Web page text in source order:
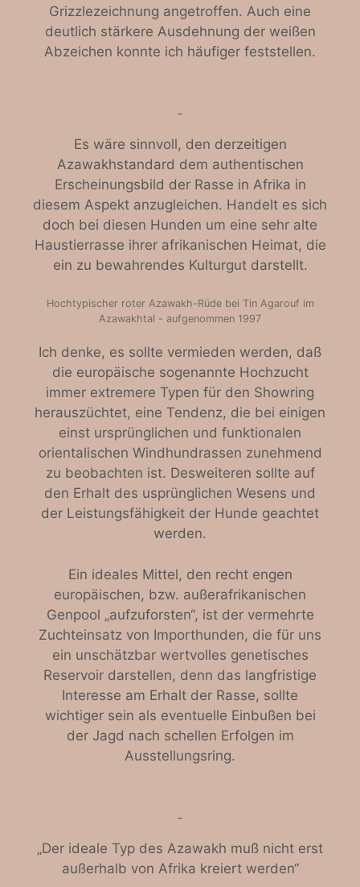
Grizzlezeichnung angetroffen. Auch eine
deutlich stärkere Ausdehnung der weißen
Abzeichen konnte ich häufiger feststellen.
Es wäre sinnvoll, den derzeitigen
Azawakhstandard dem authentischen
Erscheinungsbild der Rasse in Afrika in
diesem Aspekt anzugleichen. Handelt es sich
doch bei diesen Hunden um eine sehr alte
Haustierrasse ihrer afrikanischen Heimat, die
ein zu bewahrendes Kulturgut darstellt.
Hochtypischer roter Azawakh-Rüde bei Tin Agarouf im
Azawakhtal - aufgenommen 1997
Ich denke, es sollte vermieden werden, daß
die europäische sogenannte Hochzucht
immer extremere Typen für den Showring
herauszüchtet, eine Tendenz, die bei einigen
einst ursprünglichen und funktionalen
orientalischen Windhundrassen zunehmend
zu beobachten ist. Desweiteren sollte auf
den Erhalt des usprünglichen Wesens und
der Leistungsfähigkeit der Hunde geachtet
werden.
Ein ideales Mittel, den recht engen
europäischen, bzw. außerafrikanischen
Genpool „aufzuforsten“, ist der vermehrte
Zuchteinsatz von Importhunden, die für uns
ein unschätzbar wertvolles genetisches
Reservoir darstellen, denn das langfristige
Interesse am Erhalt der Rasse, sollte
wichtiger sein als eventuelle Einbußen bei
der Jagd nach schellen Erfolgen im
Ausstellungsring.
„Der ideale Typ des Azawakh muß nicht erst
außerhalb von Afrika kreiert werden“